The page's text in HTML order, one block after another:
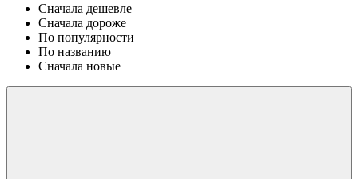
Сначала дешевле
Сначала дороже
По популярности
По названию
Сначала новые